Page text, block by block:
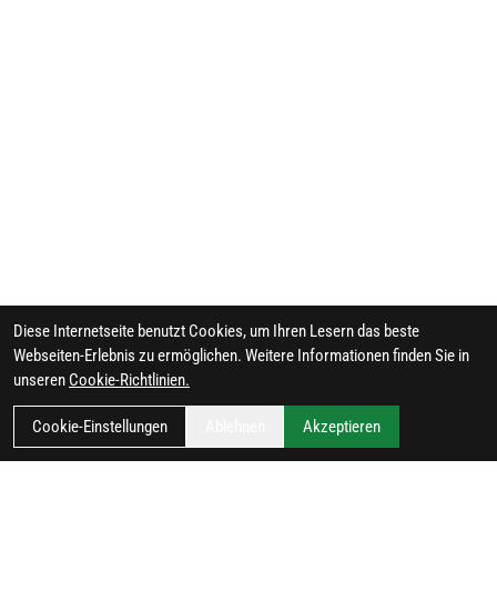
Diese Internetseite benutzt Cookies, um Ihren Lesern das beste
Webseiten-Erlebnis zu ermöglichen. Weitere Informationen finden Sie in
unseren Cookie-Richtlinien.
Cookie-Einstellungen Akzeptieren